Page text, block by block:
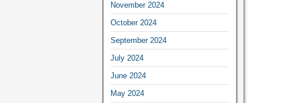
November 2024
October 2024
September 2024
July 2024
June 2024
May 2024